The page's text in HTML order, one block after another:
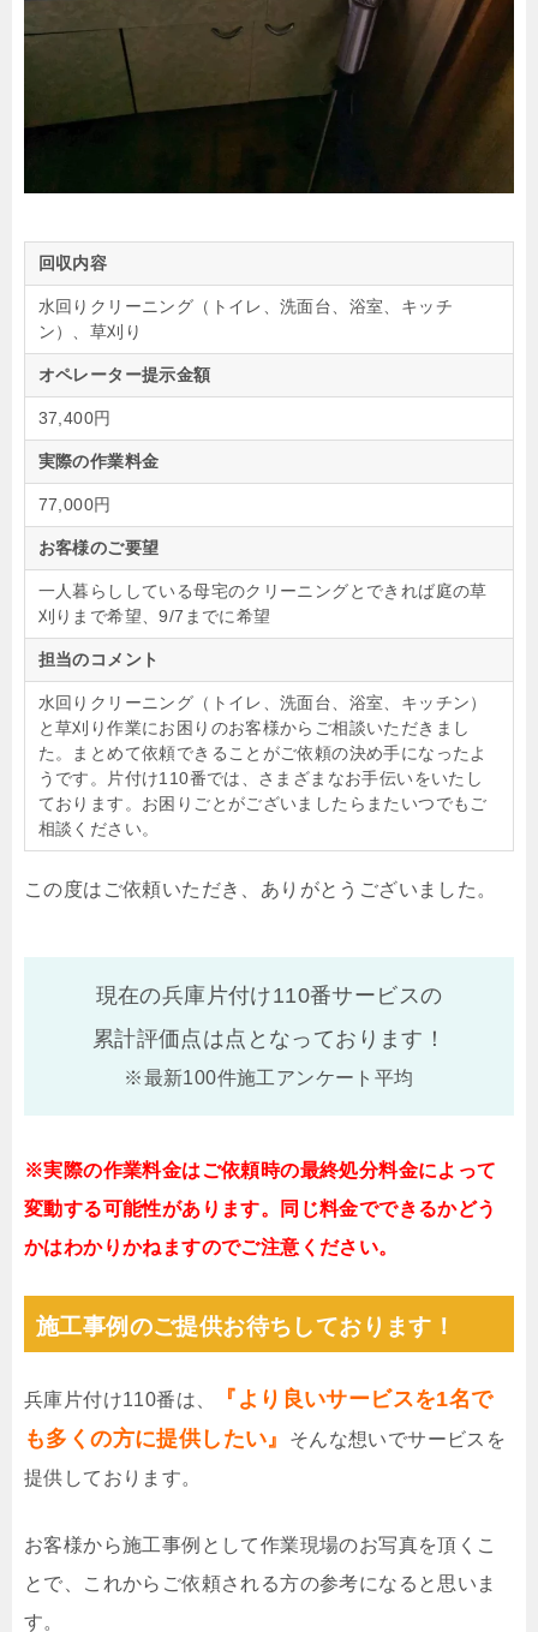
回収内容
水回りクリーニング（トイレ、洗面台、浴室、キッチ
ン）、草刈り
オペレーター提示金額
37,400円
実際の作業料金
77,000円
お客様のご要望
一人暮らししている母宅のクリーニングとできれば庭の草
刈りまで希望、9/7までに希望
担当のコメント
水回りクリーニング（トイレ、洗面台、浴室、キッチン）
と草刈り作業にお困りのお客様からご相談いただきまし
た。まとめて依頼できることがご依頼の決め手になったよ
うです。片付け110番では、さまざまなお手伝いをいたし
ております。お困りごとがございましたらまたいつでもご
相談ください。
この度はご依頼いただき、ありがとうございました。
現在の兵庫片付け110番サービスの
累計評価点は点となっております！
※最新100件施工アンケート平均
※実際の作業料金はご依頼時の最終処分料金によって
変動する可能性があります。同じ料金でできるかどう
かはわかりかねますのでご注意ください。
施工事例のご提供お待ちしております！
兵庫片付け110番は、
『より良いサービスを1名で
も多くの方に提供したい』
そんな想いでサービスを
提供しております。
お客様から施工事例として作業現場のお写真を頂くこ
とで、これからご依頼される方の参考になると思いま
す。